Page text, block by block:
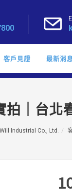
客戶見證 最新消
拍｜台北
Industrial Co., Ltd.